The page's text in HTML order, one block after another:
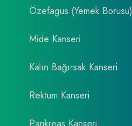
Özefagus (Yemek Borusu)
Mide Kanseri
Kalın Bağırsak Kanseri
Rektum Kanseri